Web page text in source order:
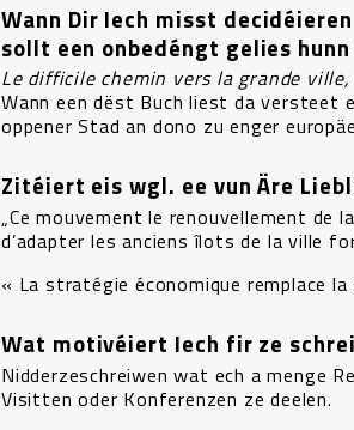
Wann Dir Iech misst
sollt een onbedéngt gelies
Le difficile chemin vers la grande
Wann een dëst Buch liest da versteet
oppener Stad an dono zu enger
Zitéiert eis wgl. ee vun Äre
„Ce mouvement le renouvellement de
d’adapter les anciens îlots de la ville
« La stratégie économique remplace
Wat motivéiert Iech fir ze
Nidderzeschreiwen wat ech a menge
Visitten oder Konferenzen ze deelen.